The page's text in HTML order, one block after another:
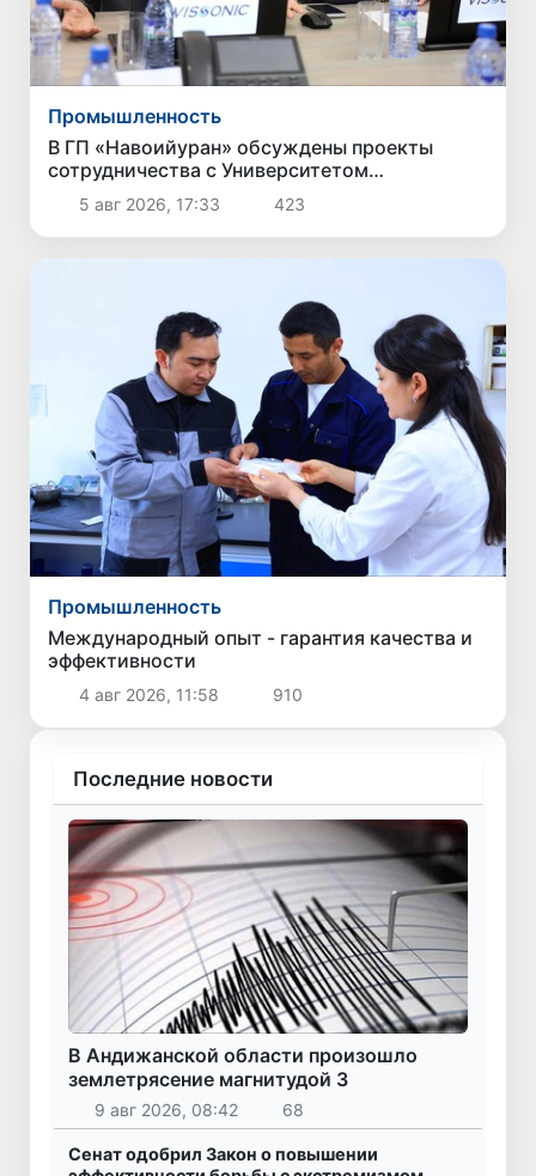
Промышленность
В ГП «Навоийуран» обсуждены проекты
сотрудничества с Университетом
геологических наук
5 авг 2026, 17:33 423
Промышленность
Международный опыт - гарантия качества и
эффективности
4 авг 2026, 11:58 910
Последние новости
В Андижанской области произошло
землетрясение магнитудой 3
9 авг 2026, 08:42 68
Сенат одобрил Закон о повышении